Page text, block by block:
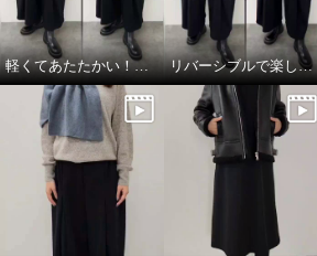
軽くてあたたかい！フェイクムートンジレ リバーシブルで楽しめる♪あったかフェイクムートン